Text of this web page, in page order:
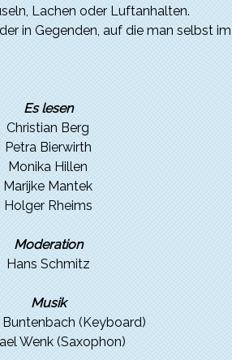
Lachen oder Luftanhalten.
in Gegenden, auf die man selbst
Es lesen
Christian Berg
Petra Bierwirth
Monika Hillen
Marijke Mantek
Holger Rheims
Moderation
Hans Schmitz
Musik
Buntenbach (Keyboard)
Wenk (Saxophon)